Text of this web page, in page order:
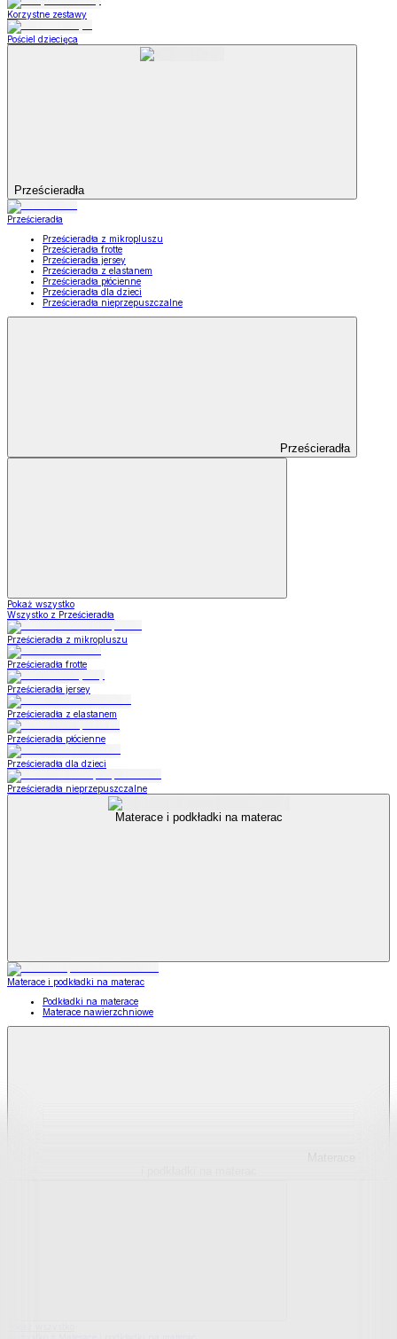
Korzystne zestawy
Pościel dziecięca
Prześcieradła
Prześcieradła
Prześcieradła z mikropluszu
Prześcieradła frotte
Prześcieradła jersey
Prześcieradła z elastanem
Prześcieradła płócienne
Prześcieradła dla dzieci
Prześcieradła nieprzepuszczalne
Prześcieradła
Pokaż wszystko
Wszystko z Prześcieradła
Prześcieradła z mikropluszu
Prześcieradła frotte
Prześcieradła jersey
Prześcieradła z elastanem
Prześcieradła płócienne
Prześcieradła dla dzieci
Prześcieradła nieprzepuszczalne
Materace i podkładki na materac
Materace i podkładki na materac
Podkładki na materace
Materace nawierzchniowe